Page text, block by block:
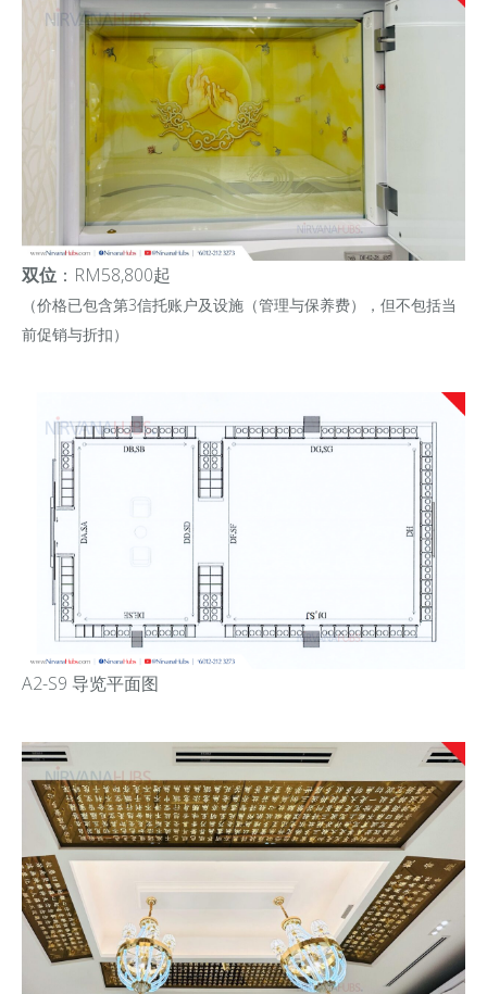
双位 ：RM58,800起
（价格已包含第3信托账户及设施（管理与保养费），但不包括当
前促销与折扣）
A2-S9 导览平面图